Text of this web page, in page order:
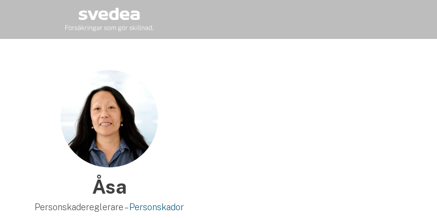
Åsa
Personskadereglerare – Personskador